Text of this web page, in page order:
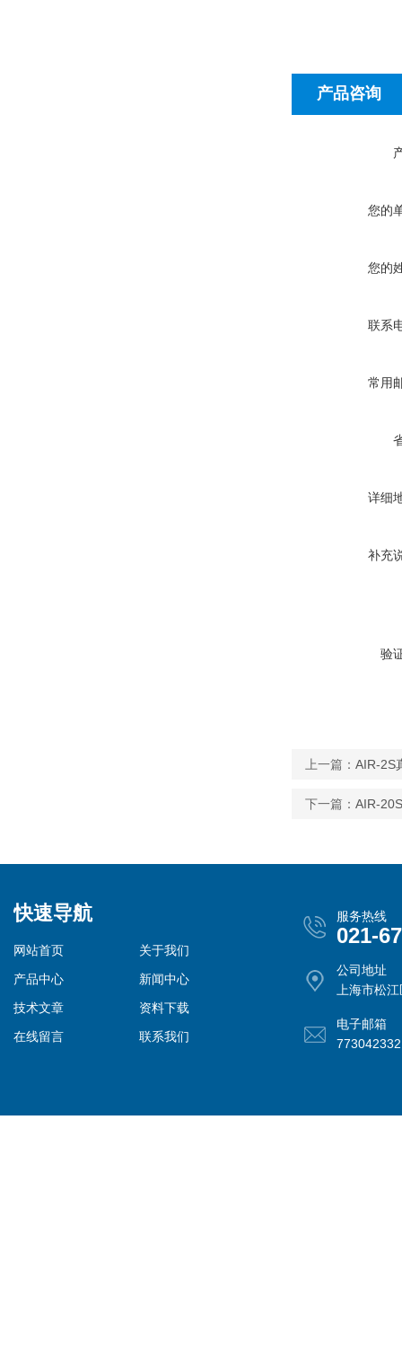
产品咨询
您的
您的
联系
常用
详细
补充
验
上一篇： AIR-2S
下一篇： AIR-
快速导航
网站首页
关于我们
产品中心
新闻中心
技术文章
资料下载
在线留言
联系我们
服务热线
021-
公司地址
上海市松
电子邮箱